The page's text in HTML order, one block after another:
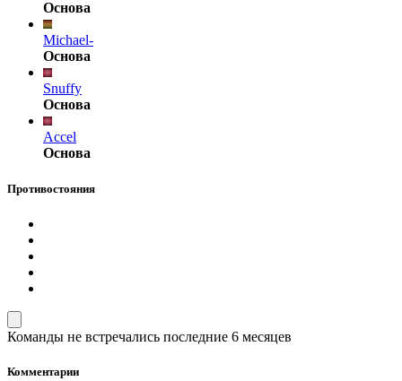
Основа
Michael-
Основа
Snuffy
Основа
Accel
Основа
Противостояния
Команды не встречались последние 6 месяцев
Комментарии